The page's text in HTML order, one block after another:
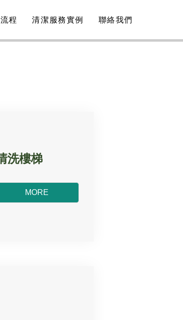
程 清潔服務實例 聯絡我們
洗樓梯
MORE